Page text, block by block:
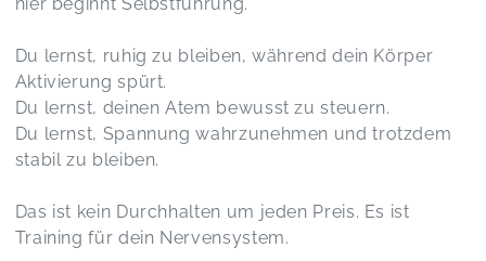
Du lernst, ruhig zu bleiben, während dein Körper
Aktivierung spürt.
Du lernst, deinen Atem bewusst zu steuern.
Du lernst, Spannung wahrzunehmen und trotzdem
stabil zu bleiben.
Das ist kein Durchhalten um jeden Preis. Es ist
Training für dein Nervensystem.